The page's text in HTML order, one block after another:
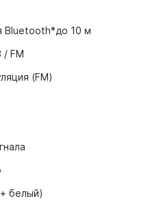
Bluetooth*до 10 м
/ FM
(FM)
белый)